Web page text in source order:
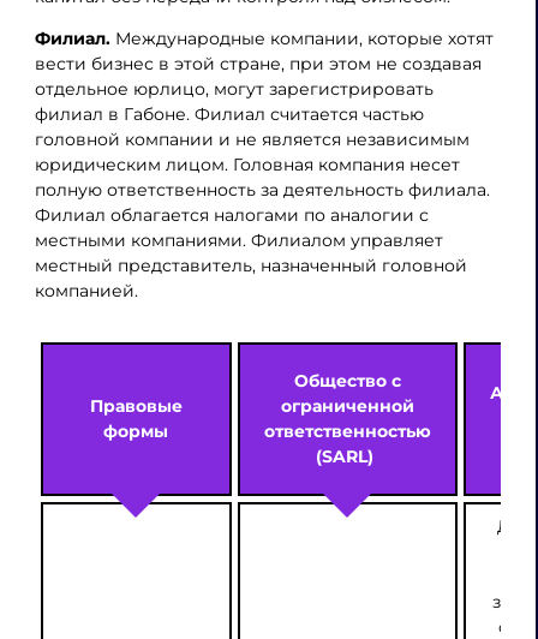
Филиал.Международные компании, которые хотят
вести бизнес в этой стране, при этом не создавая
отдельное юрлицо, могут зарегистрировать
филиал в Габоне. Филиал считается частью
головной компании и не является независимым
юридическим лицом. Головная компания несет
полную ответственность за деятельность филиала.
Филиал облагается налогами по аналогии с
местными компаниями. Филиалом управляет
местный представитель, назначенный головной
компанией.
Правовые
формы
Общество с
ограниченной
ответственностью
(SARL)
Для